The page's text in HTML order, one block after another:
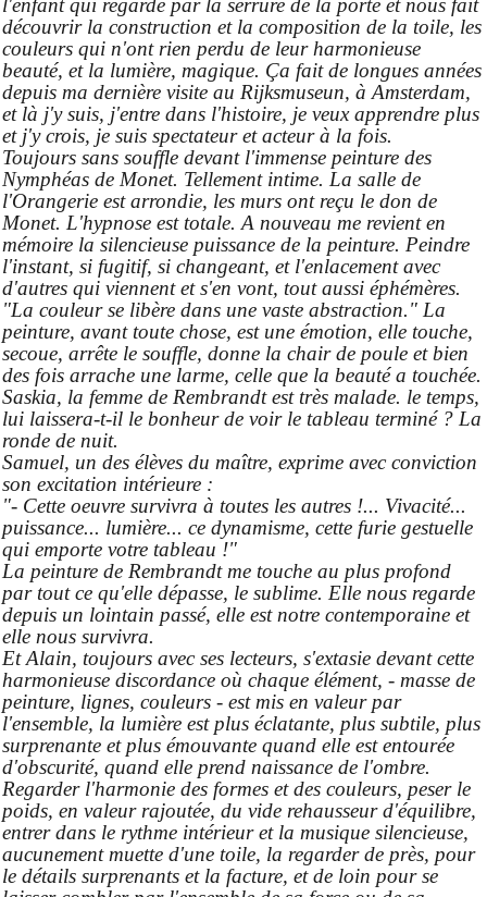
l'enfant qui regarde par la serrure de la porte et nous fait
découvrir la construction et la composition de la toile, les
couleurs qui n'ont rien perdu de leur harmonieuse
beauté, et la lumière, magique. Ça fait de longues années
depuis ma dernière visite au Rijksmuseun, à Amsterdam,
et là j'y suis, j'entre dans l'histoire, je veux apprendre plus
et j'y crois, je suis spectateur et acteur à la fois.
Toujours sans souffle devant l'immense peinture des
Nymphéas de Monet. Tellement intime. La salle de
l'Orangerie est arrondie, les murs ont reçu le don de
Monet. L'hypnose est totale. A nouveau me revient en
mémoire la silencieuse puissance de la peinture. Peindre
l'instant, si fugitif, si changeant, et l'enlacement avec
d'autres qui viennent et s'en vont, tout aussi éphémères.
"La couleur se libère dans une vaste abstraction." La
peinture, avant toute chose, est une émotion, elle touche,
secoue, arrête le souffle, donne la chair de poule et bien
des fois arrache une larme, celle que la beauté a touchée.
Saskia, la femme de Rembrandt est très malade. le temps,
lui laissera-t-il le bonheur de voir le tableau terminé ? La
ronde de nuit.
Samuel, un des élèves du maître, exprime avec conviction
son excitation intérieure :
"- Cette oeuvre survivra à toutes les autres !... Vivacité...
puissance... lumière... ce dynamisme, cette furie gestuelle
qui emporte votre tableau !"
La peinture de Rembrandt me touche au plus profond
par tout ce qu'elle dépasse, le sublime. Elle nous regarde
depuis un lointain passé, elle est notre contemporaine et
elle nous survivra.
Et Alain, toujours avec ses lecteurs, s'extasie devant cette
harmonieuse discordance où chaque élément, - masse de
peinture, lignes, couleurs - est mis en valeur par
l'ensemble, la lumière est plus éclatante, plus subtile, plus
surprenante et plus émouvante quand elle est entourée
d'obscurité, quand elle prend naissance de l'ombre.
Regarder l'harmonie des formes et des couleurs, peser le
poids, en valeur rajoutée, du vide rehausseur d'équilibre,
entrer dans le rythme intérieur et la musique silencieuse,
aucunement muette d'une toile, la regarder de près, pour
le détails surprenants et la facture, et de loin pour se